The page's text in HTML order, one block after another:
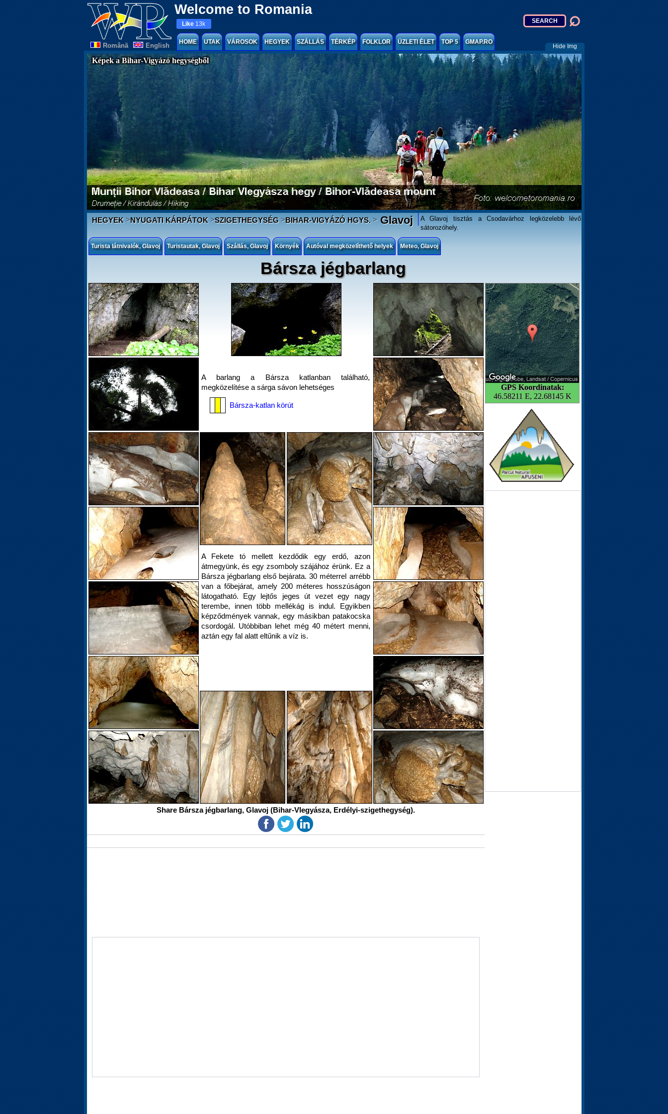
Welcome to Romania
Românã English
Like 13k
HOME UTAK VÁROSOK HEGYEK SZÁLLÁS TÉRKÉP FOLKLOR ÜZLETI ÉLET TOP 5 GMAP.RO
Hide Img
Képek a Bihar-Vigyázó hegységből
HEGYEK>NYUGATI KÁRPÁTOK>SZIGETHEGYSÉG>BIHAR-VIGYÁZÓ HGYS. >Glavoj
A Glavoj tisztás a Csodavárhoz legközelebb lévő
sátorozóhely.
Turista látnivalók, Glavoj Turistautak, Glavoj Szállás, Glavoj Környék Autóval megközelíthető helyek Meteo, Glavoj
Bársza jégbarlang
GPS Koordinatak:
46.58211 E, 22.68145 K
A barlang a Bársza katlanban található,
megközelítése a sárga sávon lehetséges
Bársza-katlan körút
A Fekete tó mellett kezdődik egy erdő, azon
átmegyünk, és egy zsomboly szájához érünk. Ez a
Bársza jégbarlang első bejárata. 30 méterrel arrébb
van a főbejárat, amely 200 méteres hosszúságon
látogatható. Egy lejtős jeges út vezet egy nagy
terembe, innen több mellékág is indul. Egyikben
képződmények vannak, egy másikban patakocska
csordogál. Utóbbiban lehet még 40 métert menni,
aztán egy fal alatt eltűnik a víz is.
Share Bársza jégbarlang, Glavoj (Bihar-Vlegyásza, Erdélyi-szigethegység).